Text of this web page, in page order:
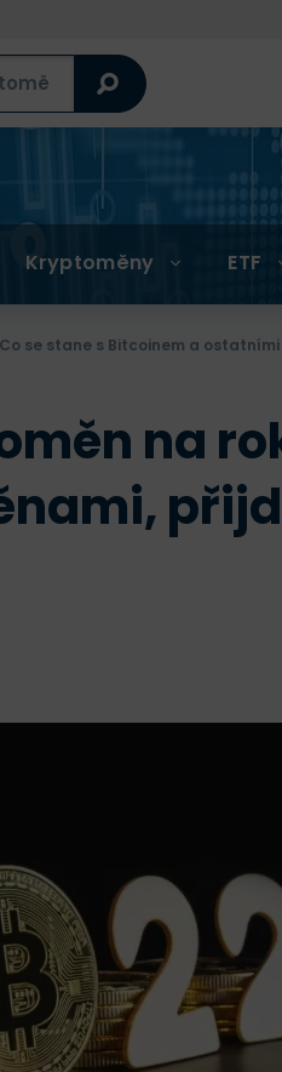
Kryptoměny ETF
se stane s Bitcoinem a
na